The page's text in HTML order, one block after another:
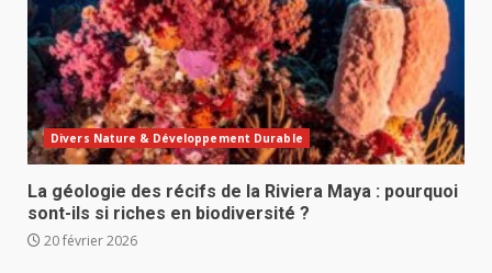
Divers Nature & Développement Durable
La géologie des récifs de la Riviera Maya : pourquoi
sont-ils si riches en biodiversité ?
20 février 2026